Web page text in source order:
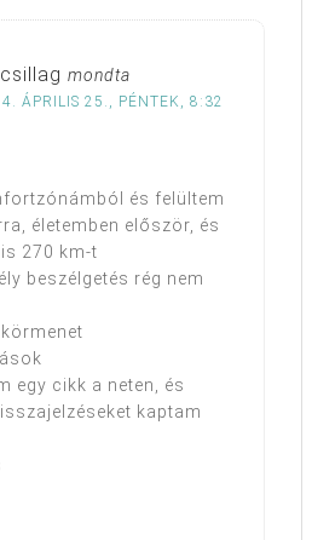
mondta
ÁPRILIS 25., PÉNTEK, 8:32
és felültem
életemben először, és
270 km-t
beszélgetés rég nem
egy cikk a neten, és
kaptam